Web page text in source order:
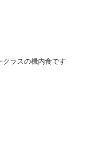
ラスの機内食です